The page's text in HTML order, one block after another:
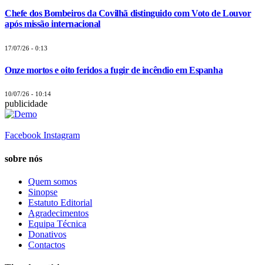
Chefe dos Bombeiros da Covilhã distinguido com Voto de Louvor
após missão internacional
17/07/26 - 0:13
Onze mortos e oito feridos a fugir de incêndio em Espanha
10/07/26 - 10:14
publicidade
Facebook Instagram
sobre nós
Quem somos
Sinopse
Estatuto Editorial
Agradecimentos
Equipa Técnica
Donativos
Contactos